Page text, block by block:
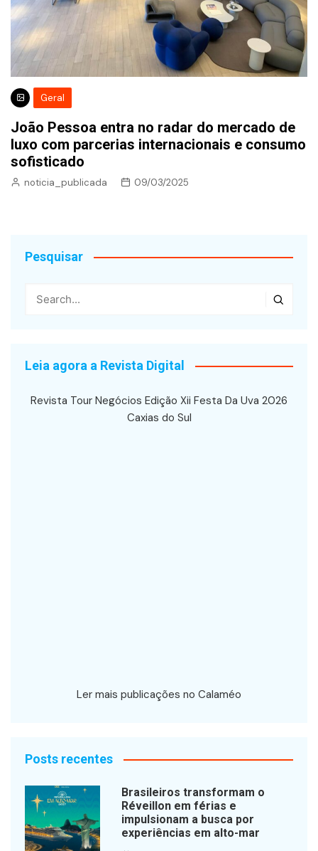
Geral
João Pessoa entra no radar do mercado de
luxo com parcerias internacionais e consumo
sofisticado
noticia_publicada 09/03/2025
Pesquisar
Leia agora a Revista Digital
Revista Tour Negócios Edição Xii Festa Da Uva 2026
Caxias do Sul
Ler mais publicações no Calaméo
Posts recentes
Brasileiros transformam o
Réveillon em férias e
impulsionam a busca por
experiências em alto-mar